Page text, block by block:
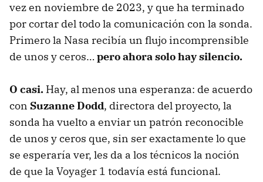
vez en noviembre de 2023, y que ha terminado
por cortar del todo la comunicación con la sonda.
Primero la Nasa recibía un flujo incomprensible
de unos y ceros… pero ahora solo hay silencio.
O casi. Hay, al menos una esperanza: de acuerdo
con Suzanne Dodd, directora del proyecto, la
sonda ha vuelto a enviar un patrón reconocible
de unos y ceros que, sin ser exactamente lo que
se esperaría ver, les da a los técnicos la noción
de que la Voyager 1 todavía está funcional.